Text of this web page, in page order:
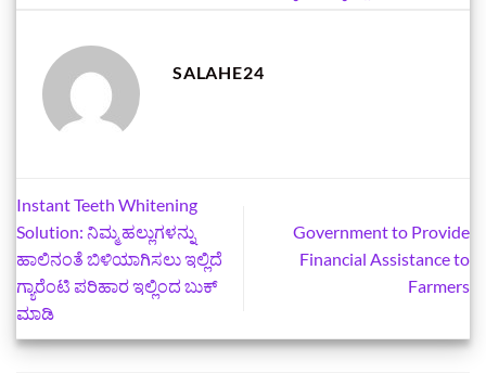
SALAHE24
Instant Teeth Whitening
Solution: ನಿಮ್ಮ ಹಲ್ಲುಗಳನ್ನು
ಹಾಲಿನಂತೆ ಬಿಳಿಯಾಗಿಸಲು ಇಲ್ಲಿದೆ
ಗ್ಯಾರೆಂಟಿ ಪರಿಹಾರ ಇಲ್ಲಿಂದ ಬುಕ್‌
ಮಾಡಿ
Government to Provide
Financial Assistance to
Farmers